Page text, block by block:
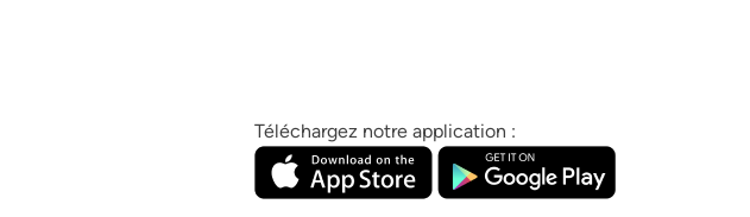
Téléchargez notre application :